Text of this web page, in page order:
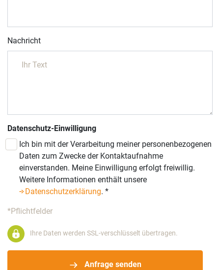
Nachricht
Datenschutz-Einwilligung
Ich bin mit der Verarbeitung meiner personenbezogenen
Daten zum Zwecke der Kontaktaufnahme
einverstanden. Meine Einwilligung erfolgt freiwillig.
Weitere Informationen enthält unsere
Datenschutzerklärung. *
*Pflichtfelder
Anfrage senden
Ihre Daten werden SSL-verschlüsselt übertragen.